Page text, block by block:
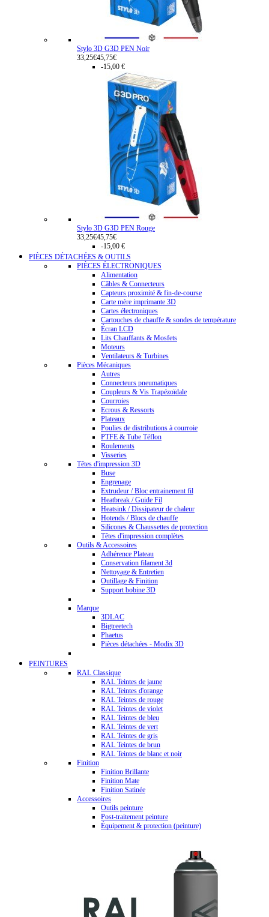
Stylo 3D G3D PEN Noir
33,25€45,75€
-15,00 €
Stylo 3D G3D PEN Rouge
33,25€45,75€
-15,00 €
PIÈCES DÉTACHÉES & OUTILS
PIÈCES ÉLECTRONIQUES
Alimentation
Câbles & Connecteurs
Capteurs proximité & fin-de-course
Carte mère imprimante 3D
Cartes électroniques
Cartouches de chauffe & sondes de température
Écran LCD
Lits Chauffants & Mosfets
Moteurs
Ventilateurs & Turbines
Pièces Mécaniques
Autres
Connecteurs pneumatiques
Coupleurs & Vis Trapézoïdale
Courroies
Ecrous & Ressorts
Plateaux
Poulies de distributions à courroie
PTFE & Tube Téflon
Roulements
Visseries
Têtes d'impression 3D
Buse
Engrenage
Extrudeur / Bloc entrainement fil
Heatbreak / Guide Fil
Heatsink / Dissipateur de chaleur
Hotends / Blocs de chauffe
Silicones & Chaussettes de protection
Têtes d'impression complètes
Outils & Accessoires
Adhérence Plateau
Conservation filament 3d
Nettoyage & Entretien
Outillage & Finition
Support bobine 3D
Marque
3DLAC
Bigtreetech
Phaetus
Pièces détachées - Modix 3D
PEINTURES
RAL Classique
RAL Teintes de jaune
RAL Teintes d'orange
RAL Teintes de rouge
RAL Teintes de violet
RAL Teintes de bleu
RAL Teintes de vert
RAL Teintes de gris
RAL Teintes de brun
RAL Teintes de blanc et noir
Finition
Finition Brillante
Finition Mate
Finition Satinée
Accessoires
Outils peinture
Post-traitement peinture
Équipement & protection (peinture)